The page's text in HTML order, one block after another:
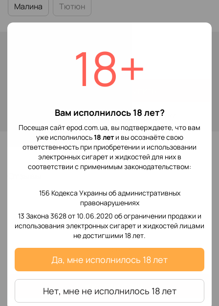
18+
Вам исполнилось 18 лет?
Посещая сайт epod.com.ua, вы подтверждаете, что вам
уже исполнилось18 лети вы осознаёте свою
ответственность при приобретении и использовании
электронных сигарет и жидкостей для них в
соответствии с применимым законодательством:
156 Кодекса Украины об административных
правонарушениях
13 Закона 3628 от 10.06.2020 об ограничении продажи и
использования электронных сигарет и жидкостей лицами
не достигшими 18 лет.
Да, мне исполнилось 18 лет
Нет, мне не исполнилось 18 лет
Малина Тютюн
для отображения накопительной скидки
В избранное
Добавьте первый отзыв